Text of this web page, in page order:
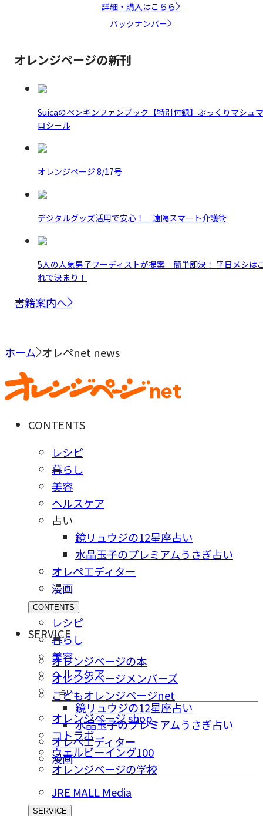
詳細・購入はこちら
バックナンバー
オレンジページの新刊
Suicaのペンギンファンブック【特別付録】ぷっくりマシュマ
ロシール
オレンジページ 8/17号
デジタルグッズ活用で安心！ 遠隔スマート介護術
5人の人気男子フーディストが提案 簡単即決！ 平日メシは
れで決まり！
書籍案内へ
ホーム オレペnet news
CONTENTS
レシピ
暮らし
美容
ヘルスケア
占い
鏡リュウジの12星座占い
水晶玉子のプレミアムうさぎ占い
オレペエディター
漫画
CONTENTS
レシピ
暮らし
美容
ヘルスケア
占い
鏡リュウジの12星座占い
水晶玉子のプレミアムうさぎ占い
オレペエディター
漫画
SERVICE
オレンジページの本
オレンジページメンバーズ
こどもオレンジページnet
オレンジページ shop
コトラボ
ウェルビーイング100
オレンジページの学校
JRE MALL Media
SERVICE